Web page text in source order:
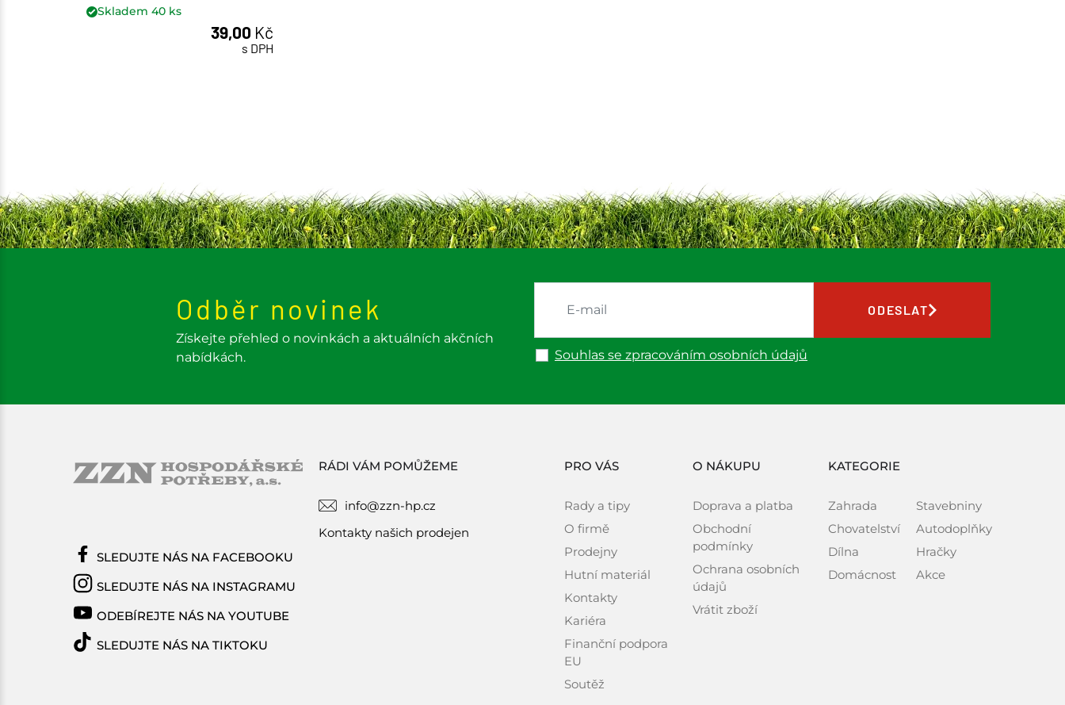
Skladem40 ks
39,00 Kč
s DPH
Odběr novinek
Získejte přehled o novinkách a aktuálních akčních
nabídkách.
Souhlas se zpracováním osobních údajů
ODESLAT
RÁDI VÁM POMŮŽEME
info@zzn-hp.cz
Kontakty našich prodejen
PRO VÁS
Rady a tipy
O firmě
Prodejny
Hutní materiál
Kontakty
Kariéra
Finanční podpora
EU
Soutěž
O NÁKUPU
Doprava a platba
Obchodní
podmínky
Ochrana osobních
údajů
Vrátit zboží
KATEGORIE
Zahrada
Chovatelství
Dílna
Domácnost
Stavebniny
Autodoplňky
Hračky
Akce
SLEDUJTE NÁS NA FACEBOOKU
SLEDUJTE NÁS NA INSTAGRAMU
ODEBÍREJTE NÁS NA YOUTUBE
SLEDUJTE NÁS NA TIKTOKU